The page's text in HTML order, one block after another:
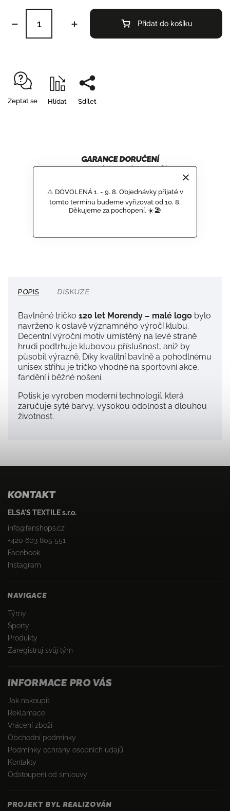
⚠️ DOVOLENÁ 1. - 9. 8. Objednávky přijaté v
tomto termínu budeme vyřizovat od 10. 8.
Děkujeme za pochopení. ☀️🏖️
Přidat do košíku
Zeptat se Hlídat Sdílet
GARANCE DORUČENÍ
NEPOŠKOZENÉHO ZBOŽÍ
DOPRAVA ZDARMA
PŘI NÁKUPU NAD 2 500 KČ
SPORTOVNÍCH TÝMŮ
POPIS DISKUZE
Bavlněné tričko 120 let Morendy – malé logo bylo
navrženo k oslavě významného výročí klubu.
Decentní výroční motiv umístěný na levé straně
hrudi podtrhuje klubovou příslušnost, aniž by
působil výrazně. Díky kvalitní bavlně a pohodlnému
unisex střihu je tričko vhodné na sportovní akce,
fandění i běžné nošení.
Potisk je vyroben moderní technologií, která
zaručuje syté barvy, vysokou odolnost a dlouhou
životnost.
KONTAKT
ELSA'S TEXTILE s.r.o.
info@fanshops.cz
+420 603 805 551
Facebook
Instagram
NAVIGACE
Týmy
Sporty
Produkty
Zaregistruj svůj tým
INFORMACE PRO VÁS
Jak nakoupit
Reklamace
Vrácení zboží
Obchodní podmínky
Podmínky ochrany osobních údajů
Kontakty
Odstoupení od smlouvy
PROJEKT BYL REALIZOVÁN